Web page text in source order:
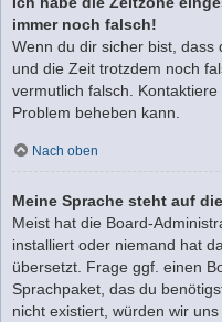
immer noch falsch!
Wenn du dir sicher bist,
und die Zeit trotzdem noch
vermutlich falsch.
Problem beheben kann.
Nach oben
Meine Sprache steht auf
Meist hat die Board-
installiert oder niemand hat
übersetzt. Frage ggf. einen
Sprachpaket, das du
nicht existiert, würden wir